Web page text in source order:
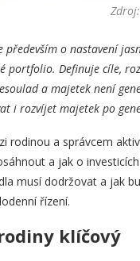
o nastavení
portfolio. Definuje cíle,
a majetek není
i rozvíjet majetek po
rodinou a správcem
a jak o
musí dodržovat a jak
řízení.
klíčový